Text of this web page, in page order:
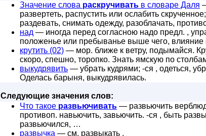
Значение слова раскручивать в словаре Даля
развертеть, распустить или ослабить
раздевать, снимать одежду, разоблачать,
над — иногда перед согласною надо предл. ,
положенье или пребыванье выше чего,
крутить (02) — мор. ближе к ветру, подымайся.
скоро, спешно, торопко. Знать ямскую по
выкудрявить — убрать кудрями; -ся , одеться,
Оделась барыня, выкудрявилась.
Следующие значения слов:
Что такое развьючивать — развьючить
противоп. навьючить, завьючить. -ся , быть
развьючился, …
развычка — см. развыкать .